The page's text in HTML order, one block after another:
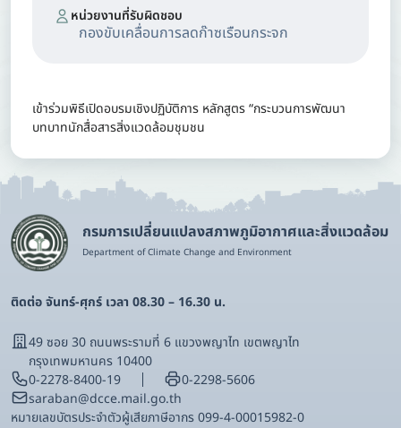
หน่วยงานที่รับผิดชอบ
กองขับเคลื่อนการลดก๊าซเรือนกระจก
เข้าร่วมพิธีเปิดอบรมเชิงปฏิบัติการ หลักสูตร “กระบวนการพัฒนา
บทบาทนักสื่อสารสิ่งแวดล้อมชุมชน
กรมการเปลี่ยนแปลงสภาพภูมิอากาศและสิ่งแวดล้อม
Department of Climate Change and Environment
ติดต่อ จันทร์-ศุกร์ เวลา 08.30 – 16.30 น.
49 ซอย 30 ถนนพระรามที่ 6 แขวงพญาไท เขตพญาไท
กรุงเทพมหานคร 10400
0-2278-8400-19
0-2298-5606
saraban@dcce.mail.go.th
หมายเลขบัตรประจําตัวผู้เสียภาษีอากร 099-4-00015982-0